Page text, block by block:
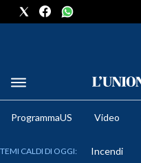
METEO
ProgrammaUS Video
TEMI CALDI DI OGGI: Incendi